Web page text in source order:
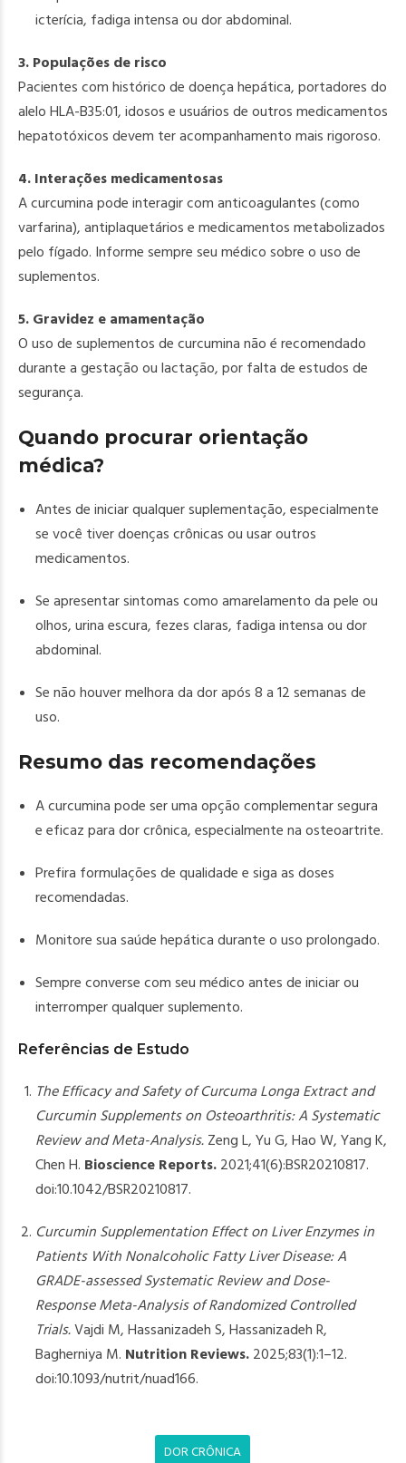
icterícia, fadiga intensa ou dor abdominal.
3. Populações de risco
Pacientes com histórico de doença hepática, portadores do
alelo HLA-B35:01, idosos e usuários de outros medicamentos
hepatotóxicos devem ter acompanhamento mais rigoroso.
4. Interações medicamentosas
A curcumina pode interagir com anticoagulantes (como
varfarina), antiplaquetários e medicamentos metabolizados
pelo fígado. Informe sempre seu médico sobre o uso de
suplementos.
5. Gravidez e amamentação
O uso de suplementos de curcumina não é recomendado
durante a gestação ou lactação, por falta de estudos de
segurança.
Quando procurar orientação
médica?
Antes de iniciar qualquer suplementação, especialmente
se você tiver doenças crônicas ou usar outros
medicamentos.
Se apresentar sintomas como amarelamento da pele ou
olhos, urina escura, fezes claras, fadiga intensa ou dor
abdominal.
Se não houver melhora da dor após 8 a 12 semanas de
uso.
Resumo das recomendações
A curcumina pode ser uma opção complementar segura
e eficaz para dor crônica, especialmente na osteoartrite.
Prefira formulações de qualidade e siga as doses
recomendadas.
Monitore sua saúde hepática durante o uso prolongado.
Sempre converse com seu médico antes de iniciar ou
interromper qualquer suplemento.
Referências de Estudo
The Efficacy and Safety of Curcuma Longa Extract and
Curcumin Supplements on Osteoarthritis: A Systematic
Review and Meta-Analysis. Zeng L, Yu G, Hao W, Yang K,
Chen H. Bioscience Reports. 2021;41(6):BSR20210817.
doi:10.1042/BSR20210817.
Curcumin Supplementation Effect on Liver Enzymes in
Patients With Nonalcoholic Fatty Liver Disease: A
GRADE-assessed Systematic Review and Dose-
Response Meta-Analysis of Randomized Controlled
Trials.Vajdi M, Hassanizadeh S, Hassanizadeh R,
Bagherniya M. Nutrition Reviews. 2025;83(1):1–12.
doi:10.1093/nutrit/nuad166.
DOR CRÔNICA